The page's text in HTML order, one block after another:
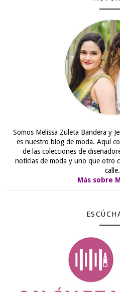
Somos Melissa Zuleta Bandera y
es nuestro blog de moda. Aquí
de las colecciones de
noticias de moda y uno que otro
calle.
Más sobre